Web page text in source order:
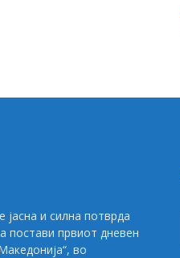
и силна потврда
постави првиот дневен
во